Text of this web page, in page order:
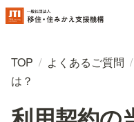
TOP / よくあるご質問 /
は？